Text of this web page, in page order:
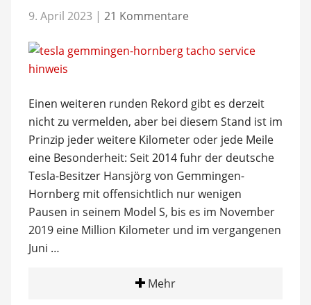
9. April 2023 | 21 Kommentare
Einen weiteren runden Rekord gibt es derzeit
nicht zu vermelden, aber bei diesem Stand ist im
Prinzip jeder weitere Kilometer oder jede Meile
eine Besonderheit: Seit 2014 fuhr der deutsche
Tesla-Besitzer Hansjörg von Gemmingen-
Hornberg mit offensichtlich nur wenigen
Pausen in seinem Model S, bis es im November
2019 eine Million Kilometer und im vergangenen
Juni …
Mehr